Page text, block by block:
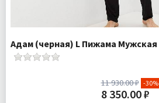
Адам (черная) L Пижама Мужская
11 930.00 ₽ -30%
8 350.00 ₽